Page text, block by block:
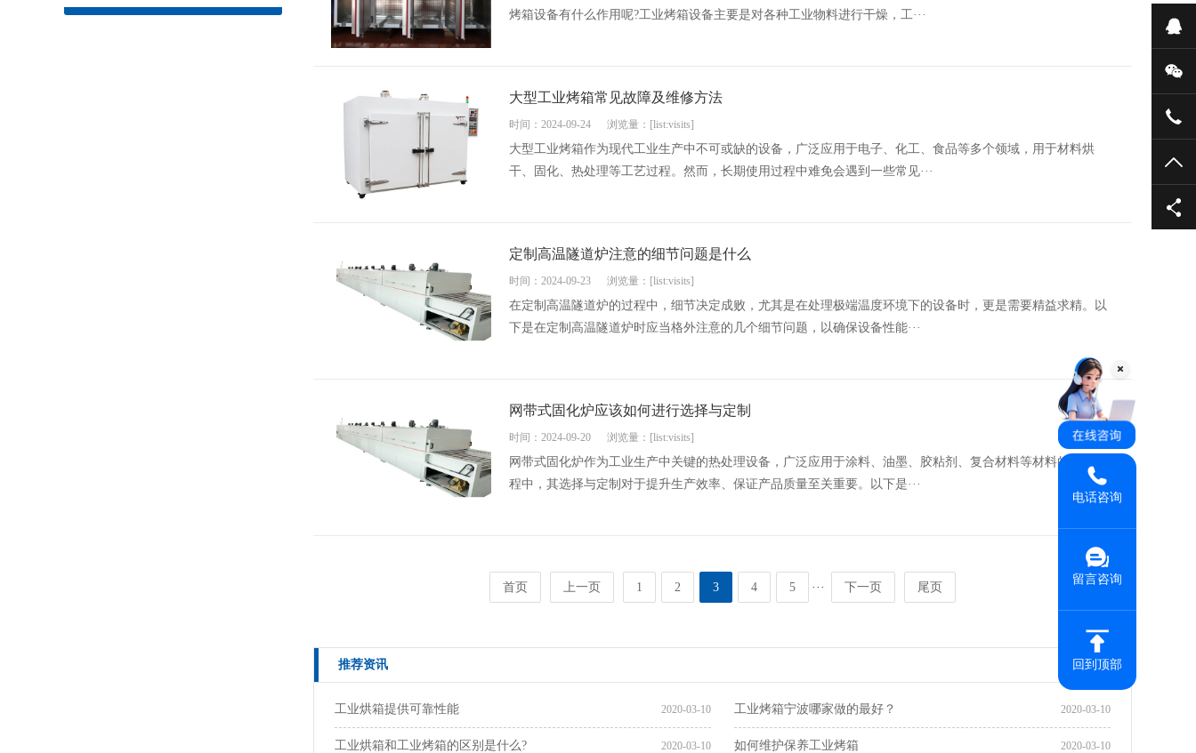
烤箱设备有什么作用呢?工业烤箱设备主要是对各种工业物料进行干燥，工···
大型工业烤箱常见故障及维修方法
时间：2024-09-24 浏览量：[list:visits]
大型工业烤箱作为现代工业生产中不可或缺的设备，广泛应用于电子、化工、食品等多个领域，用于材料烘
干、固化、热处理等工艺过程。然而，长期使用过程中难免会遇到一些常见···
定制高温隧道炉注意的细节问题是什么
时间：2024-09-23 浏览量：[list:visits]
在定制高温隧道炉的过程中，细节决定成败，尤其是在处理极端温度环境下的设备时，更是需要精益求精。以
下是在定制高温隧道炉时应当格外注意的几个细节问题，以确保设备性能···
网带式固化炉应该如何进行选择与定制
时间：2024-09-20 浏览量：[list:visits]
网带式固化炉作为工业生产中关键的热处理设备，广泛应用于涂料、油墨、胶粘剂、复合材料等材料的固化过
程中，其选择与定制对于提升生产效率、保证产品质量至关重要。以下是···
首页 上一页 1 2 3 4 5 ··· 下一页 尾页
推荐资讯
2020-03-10
工业烘箱提供可靠性能 2020-03-10
工业烤箱宁波哪家做的最好？
2020-03-10
工业烘箱和工业烤箱的区别是什么? 2020-03-10
如何维护保养工业烤箱
在
微
电话咨询
留言咨询
回到顶部